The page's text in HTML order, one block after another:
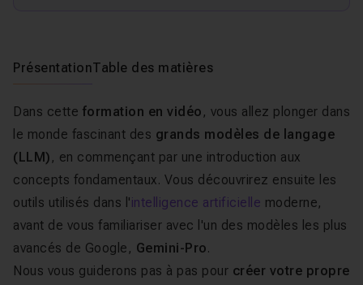
PrésentationTable des matières
Dans cette formation en vidéo , vous allez plonger dans
le monde fascinant des grands modèles de langage
(LLM) , en commençant par une introduction aux
concepts fondamentaux. Vous découvrirez ensuite les
outils utilisés dans l'intelligence artificielle moderne,
avant de vous familiariser avec l'un des modèles les plus
avancés de Google, Gemini-Pro.
Nous vous guiderons pas à pas pour créer votre propre